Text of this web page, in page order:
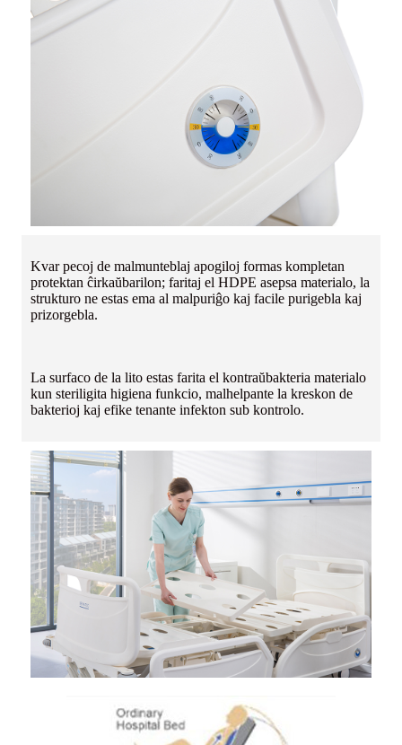
Kvar pecoj de malmunteblaj apogiloj formas kompletan
protektan ĉirkaŭbarilon; faritaj el HDPE asepsa materialo, la
strukturo ne estas ema al malpuriĝo kaj facile purigebla kaj
prizorgebla.
La surfaco de la lito estas farita el kontraŭbakteria materialo
kun steriligita higiena funkcio, malhelpante la kreskon de
bakterioj kaj efike tenante infekton sub kontrolo.